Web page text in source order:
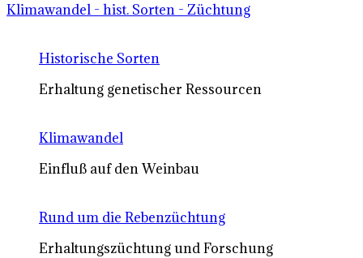
Klimawandel - hist. Sorten - Züchtung
Historische Sorten
Erhaltung genetischer Ressourcen
Klimawandel
Einfluß auf den Weinbau
Rund um die Rebenzüchtung
Erhaltungszüchtung und Forschung